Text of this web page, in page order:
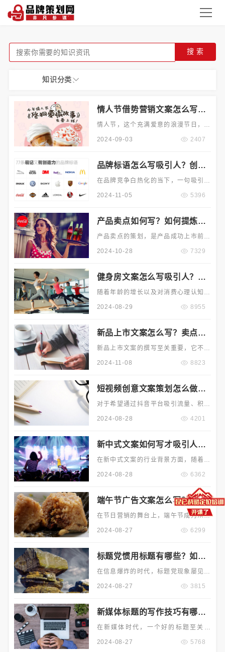
搜 索
知识分类：
情人节借势营销文案怎么写？
如何做好营销活动？
情人节，这个充满爱意的浪漫节日，宛
如璀璨星辰照亮了人们的情感世界。它
借势营销文案？又该如何精心策划一场
成功的营销活动呢？以下将为您详细介
绍。
2024-09-03 2407
品牌标语怎么写吸引人？创意
体现有什么方法？
在品牌竞争白热化的当下，一句吸引人
的品牌标语至关重要。它是品牌的灵魂
出吸引人的品牌标语？创
2024-11-05 5396
产品卖点如何写？如何提炼卖
点打动消费者？
产品卖点的策划，是产品成功上市前至
关重要的营销策划工作。可以没有明确
们对产品的认知或需求。好
2024-10-28 7329
健身房文案怎么写吸引人？有
哪些技巧方法？
随着年龄的增长以及对消费心理认知的
不断提升，许多文案创作者对所谓的“人
当地表达出来，却成为
2024-08-29 8955
新品上市文案怎么写？卖点如
何体现出来？
新品上市文案的撰写至关重要，它不仅
要吸引眼球，更要巧妙地将产品的卖点
产品的卖点在文案中熠熠生
2024-11-08 8823
短视频创意文案策划怎么做？
怎样轻松上热门？
对于希望通过抖音平台吸引流量、积累
用户的创作者而言，如何创作出既受欢
题。虽然涵盖全面策略的内容
2024-08-28 4201
新中式文案如何写才吸引人？
怎样营造高级感？
在新中式文案的行业背景方面，随着中
国经济的发展和文化自信的提升，人们
新中式风格在设计、家居、建筑、时尚
等多个领域逐渐兴起并受到
2024-08-28 6362
端午节广告文案怎么写？有哪
些创意方向？
在节日营销的舞台上，端午节成为众多
品牌展示魅力的重要时刻。对于品牌策
是非常重要的，直接关系到品牌在端午
节期间的传播效果和市场影响力。
2024-08-27 6299
标题党惯用标题有哪些？如何
吸引眼球？
在信息爆炸的时代，标题党现象屡见不
鲜。通常人们会被一些极具吸引力的标
了解这些问题是非常重要的，关系到信
息的筛选和有效传播。
2024-08-27 3815
新媒体标题的写作技巧有哪
些？如何吸引人？
在新媒体时代，一个好的标题至关重
要。通常新媒体从业者会努力探索有效
2024-08-27 5768